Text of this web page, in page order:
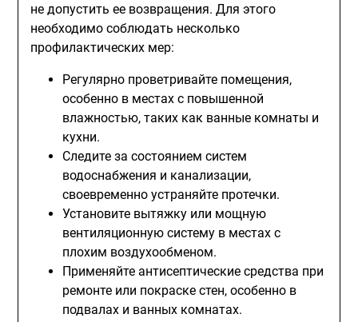
не допустить ее возвращения. Для этого
необходимо соблюдать несколько
профилактических мер:
Регулярно проветривайте помещения,
особенно в местах с повышенной
влажностью, таких как ванные комнаты и
кухни.
Следите за состоянием систем
водоснабжения и канализации,
своевременно устраняйте протечки.
Установите вытяжку или мощную
вентиляционную систему в местах с
плохим воздухообменом.
Применяйте антисептические средства при
ремонте или покраске стен, особенно в
подвалах и ванных комнатах.